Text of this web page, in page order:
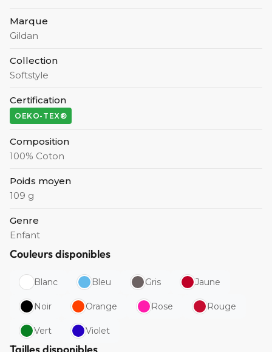
Marque
Gildan
Collection
Softstyle
Certification
OEKO-TEX®
Composition
100% Coton
Poids moyen
109 g
Genre
Enfant
Couleurs disponibles
Blanc Bleu Gris Jaune
Noir Orange Rose Rouge
Vert Violet